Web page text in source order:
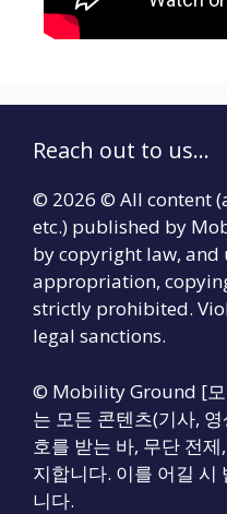
Reach out to us...
© 2026 © All content
etc.) published by
by copyright law,
appropriation,
strictly prohibited.
legal sanctions.
© Mobility Ground [모
는 모든 콘텐츠(기사,
호를 받는 바, 무단 전
지합니다. 이를 어길 시
니다.